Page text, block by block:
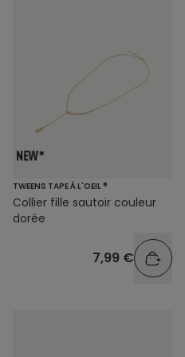
TWEENS TAPE À L'OEIL ®
Collier fille sautoir couleur
dorée
7,99 €